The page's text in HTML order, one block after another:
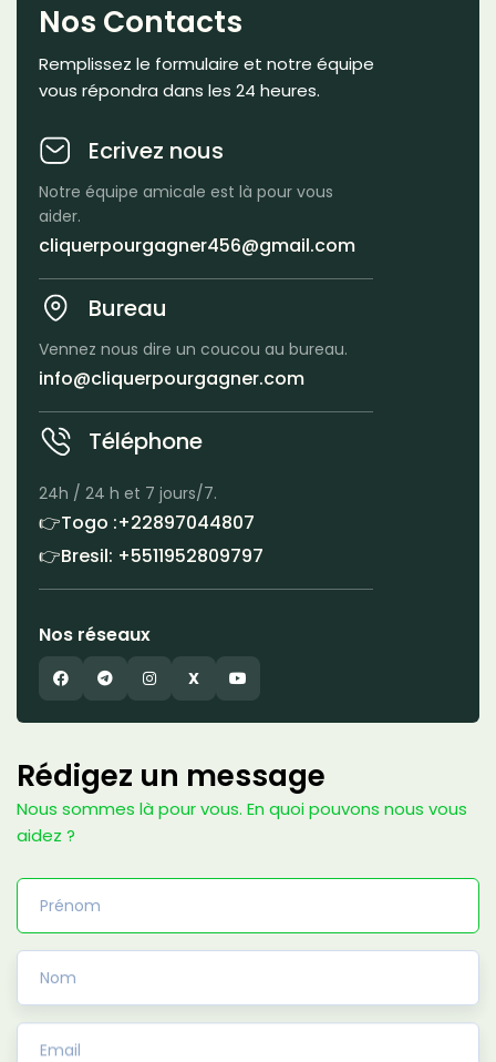
Nos Contacts
Remplissez le formulaire et notre équipe
vous répondra dans les 24 heures.
Ecrivez nous
Notre équipe amicale est là pour vous
aider.
cliquerpourgagner456@gmail.com
Bureau
Vennez nous dire un coucou au bureau.
info@cliquerpourgagner.com
Téléphone
24h / 24 h et 7 jours/7.
👉Togo :+22897044807
👉Bresil: +5511952809797
Nos réseaux
X
Rédigez un message
Nous sommes là pour vous. En quoi pouvons nous vous
aidez ?